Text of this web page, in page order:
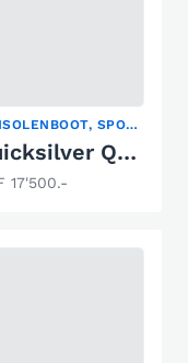
KONSOLENBOOT, SPORTBOOT, WASSERSKI
Quicksilver QS550 Commander
17'500.-